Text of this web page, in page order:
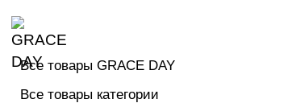
Все товары GRACE DAY
Все товары категории